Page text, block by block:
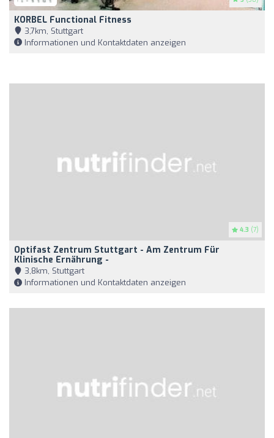
KORBEL Functional Fitness
3,7km, Stuttgart
Informationen und Kontaktdaten anzeigen
4.3 (7)
Optifast Zentrum Stuttgart - Am Zentrum Für
Klinische Ernährung -
3,8km, Stuttgart
Informationen und Kontaktdaten anzeigen